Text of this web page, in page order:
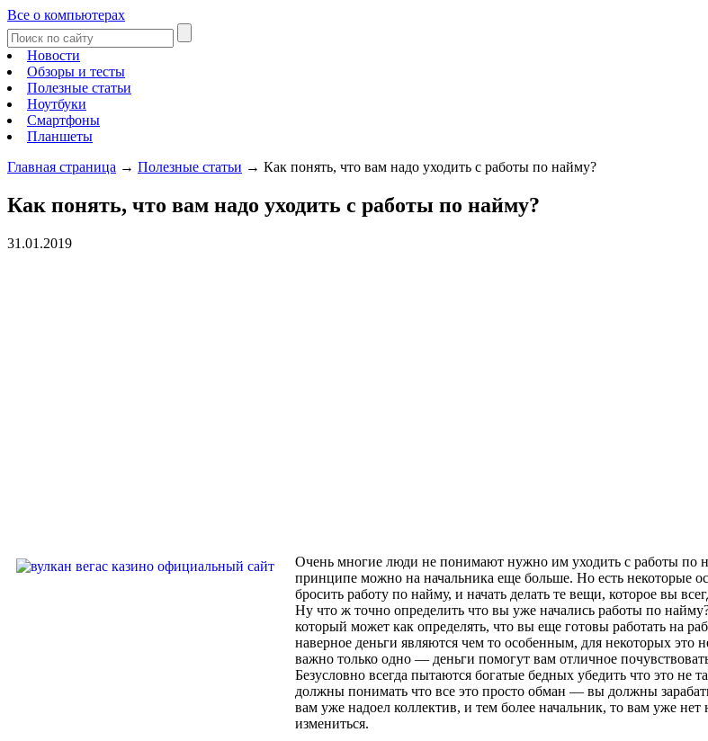
Все о компьютерах
Новости
Обзоры и тесты
Полезные статьи
Ноутбуки
Смартфоны
Планшеты
Главная страница → Полезные статьи → Как понять, что вам надо уходить с работы по найму?
Как понять, что вам надо уходить с работы по найму?
31.01.2019
Очень многие люди не понимают нужно им уходить с работы по
принципе можно на начальника еще больше. Но есть некоторые
бросить работу по найму, и начать делать те вещи, которое вы
Ну что ж точно определить что вы уже начались работы по
который может как определять, что вы еще готовы работать на
наверное деньги являются чем то особенным, для некоторых это
важно только одно — деньги помогут вам отличное
Безусловно всегда пытаются богатые бедных убедить что это не
должны понимать что все это просто обман — вы должны
вам уже надоел коллектив, и тем более начальник, то вам уже
измениться.